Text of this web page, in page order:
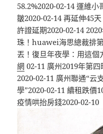
58.2%2020-02-14 運維
皺2020-02-14 再延伸45
許證延期2020-02-14
珠！huawei海思總裁排
丟！復旦年夜學：用這
網 02-11 廣州2019年第
2020-02-11 廣州聯通“云
學”2020-02-11 續租跌價
疫情哄抬房錢2020-02-10